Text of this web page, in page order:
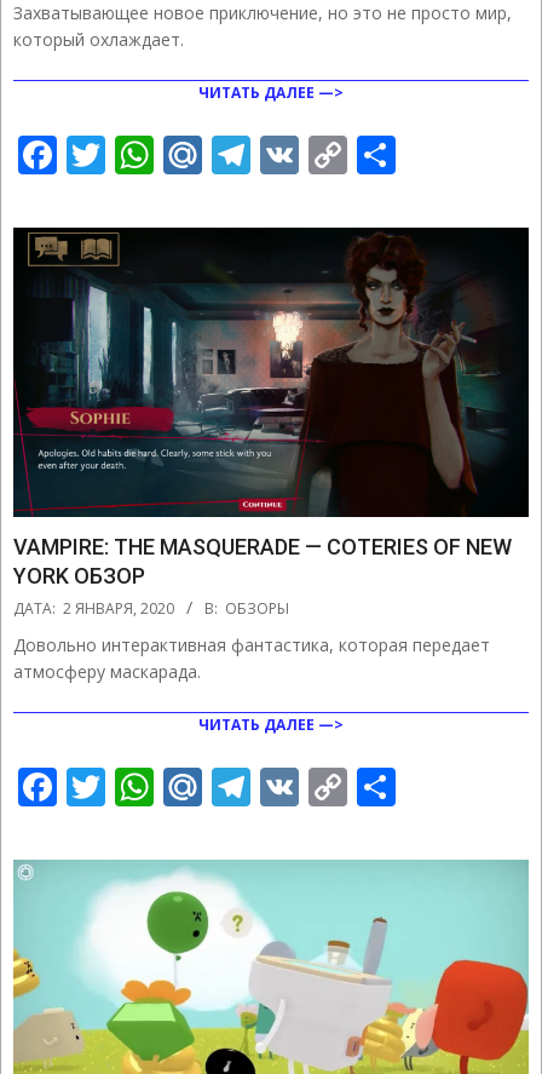
14
Захватывающее новое приключение, но это не просто мир,
который охлаждает.
ЧИТАТЬ ДАЛЕЕ —>
Facebook
Twitter
WhatsApp
Mail.Ru
Telegram
VK Copy
VAMPIRE: THE MASQUERADE — COTERIES OF NEW
YORK ОБЗОР
2020-
02
ДАТА: 2 ЯНВАРЯ, 2020 В: ОБЗОРЫ
Довольно интерактивная фантастика, которая передает
атмосферу маскарада.
ЧИТАТЬ ДАЛЕЕ —>
Facebook
Twitter
WhatsApp
Mail.Ru
Telegram
VK Copy